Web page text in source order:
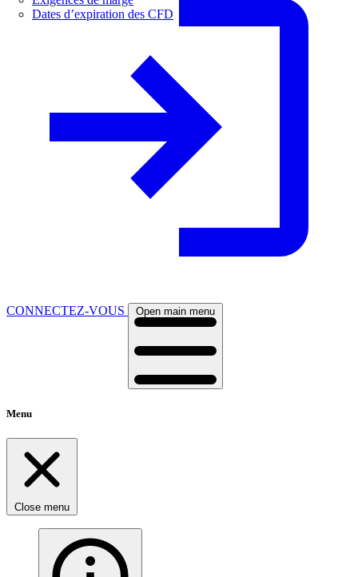
Dates d’expiration des CFD
CONNECTEZ-VOUS Open main menu
Menu
Close menu